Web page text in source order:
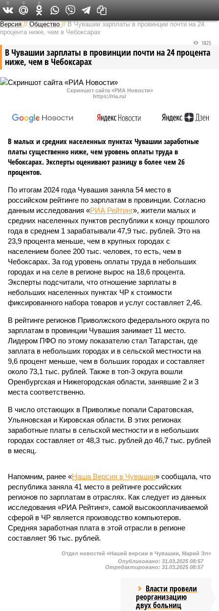
Версия в Чувашии
Версия //Общество //В Чувашии зарплаты в провинции почти на 24
процента ниже, чем в Чебоксарах
В Чувашии зарплаты в провинции почти на 24 процента
ниже, чем в Чебоксарах
1825
Скриншот сайта «РИА Новости»
https://ria.ru/
В малых и средних населенных пунктах Чувашии заработные
платы существенно ниже, чем уровень оплаты труда в
Чебоксарах. Эксперты оценивают разницу в более чем 26
процентов.
По итогам 2024 года Чувашия заняла 54 место в
российском рейтинге по зарплатам в провинции. Согласно
данным исследования «РИА Рейтинг», жители малых и
средних населенных пунктов республики к концу прошлого
года в среднем 1 зарабатывали 47,9 тыс. рублей. Это на
23,9 процента меньше, чем в крупных городах с
населением более 200 тыс. человек, то есть, чем в
Чебоксарах. За год уровень оплаты труда в небольших
городах и на селе в регионе вырос на 18,6 процента.
Эксперты подсчитали, что отношение зарплаты в
небольших населенных пунктах ЧР к стоимости
фиксированного набора товаров и услуг составляет 2,46.
В рейтинге регионов Приволжского федерального округа по
зарплатам в провинции Чувашия занимает 11 место.
Лидером ПФО по этому показателю стал Татарстан, где
заплата в небольших городах и в сельской местности на
9,6 процент меньше, чем в больших городах и составляет
около 73,1 тыс. рублей. Также в топ-3 округа вошли
Оренбургская и Нижегородская области, занявшие 2 и 3
места соответственно.
В число отстающих в Приволжье попали Саратовская,
Ульяновская и Кировская области. В этих регионах
заработные платы в сельской местности и в небольших
городах составляет от 48,3 тыс. рублей до 46,7 тыс. рублей
в месяц.
Напомним, ранее «Наша Версия в Чувашии» сообщала, что
республика заняла 41 место в рейтинге российских
регионов по зарплатам в отраслях. Как следует из данных
исследования «РИА Рейтинг», самой высокооплачиваемой
сферой в ЧР является производство компьютеров.
Средняя заработная плата в этой отрасли в регионе
составляет 96 тыс. рублей.
0 0 0
Отдел новостей «Нашей версии в Чувашии, Марий Эл»
Опубликовано: 31.03.2025 08:57
Отредактировано: 31.03.2025 08:57
Власти провели
реорганизацию
двух больниц